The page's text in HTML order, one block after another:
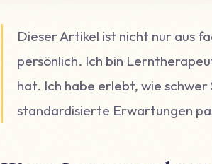
Dieser Artikel ist nicht nur aus
persönlich. Ich bin
hat. Ich habe erlebt, wie schwer
standardisierte Erwartungen